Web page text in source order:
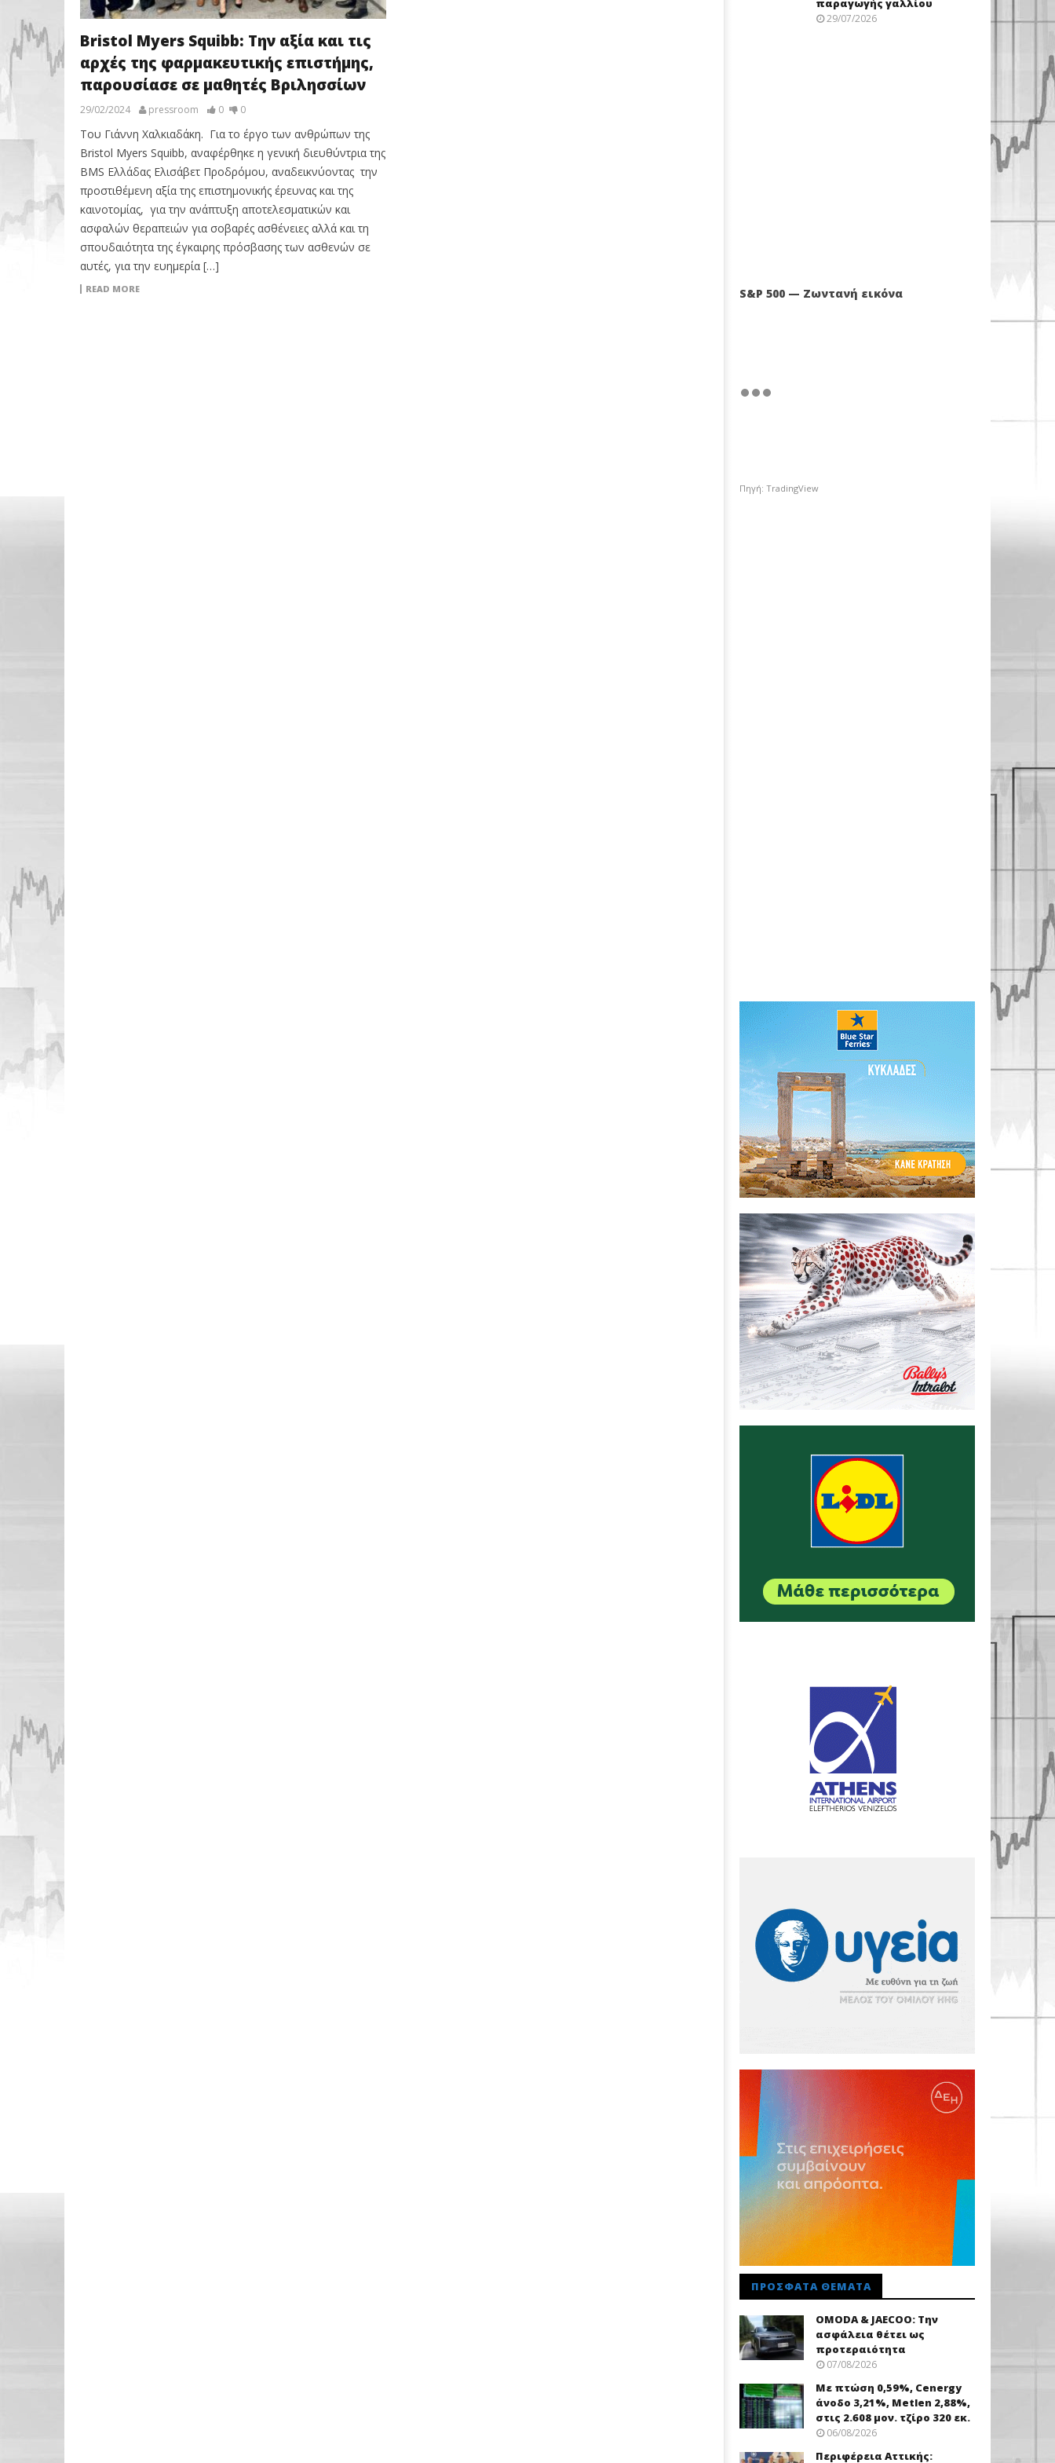
Bristol Myers Squibb: Την αξία και τις
αρχές της φαρμακευτικής επιστήμης,
παρουσίασε σε μαθητές Βριλησσίων
29/02/2024 pressroom 0 0
Του Γιάννη Χαλκιαδάκη. Για το έργο των ανθρώπων της
Bristol Myers Squibb, αναφέρθηκε η γενική διευθύντρια της
BMS Ελλάδας Ελισάβετ Προδρόμου, αναδεικνύοντας την
προστιθέμενη αξία της επιστημονικής έρευνας και της
καινοτομίας, για την ανάπτυξη αποτελεσματικών και
ασφαλών θεραπειών για σοβαρές ασθένειες αλλά και τη
σπουδαιότητα της έγκαιρης πρόσβασης των ασθενών σε
αυτές, για την ευημερία […]
READ MORE
παραγωγής γαλλίου
29/07/2026
S&P 500 — Ζωντανή εικόνα
Πηγή: TradingView
ΠΡΌΣΦΑΤΑ ΘΈΜΑΤΑ
OMODA & JAECOO: Την
ασφάλεια θέτει ως
προτεραιότητα
07/08/2026
Με πτώση 0,59%, Cenergy
άνοδο 3,21%, Metlen 2,88%,
στις 2.608 μον. τζίρο 320 εκ.
06/08/2026
Περιφέρεια Αττικής: